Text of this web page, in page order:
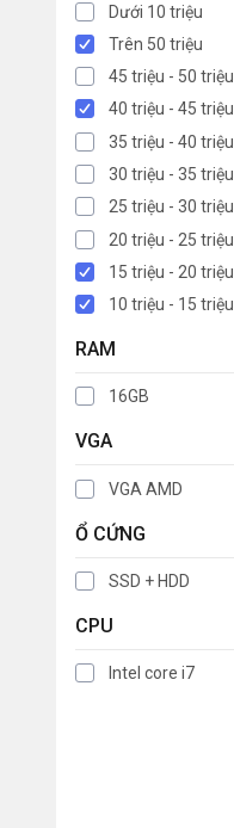
Dưới 10 triệu
Trên 50 triệu
45 triệu - 50 triệu
40 triệu - 45 triệu
35 triệu - 40 triệu
30 triệu - 35 triệu
25 triệu - 30 triệu
20 triệu - 25 triệu
15 triệu - 20 triệu
10 triệu - 15 triệu
RAM
16GB
VGA
VGA AMD
Ổ CỨNG
SSD + HDD
CPU
Intel core i7